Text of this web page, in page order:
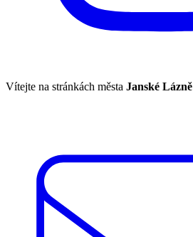
Vítejte na stránkách města Janské Lázně